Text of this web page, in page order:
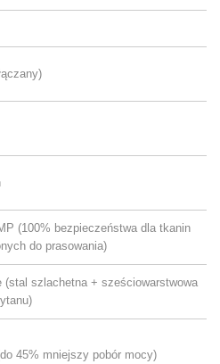
(100% bezpieczeństwa dla tkanin
do prasowania)
(stal szlachetna + sześciowarstwowa
45% mniejszy pobór mocy)